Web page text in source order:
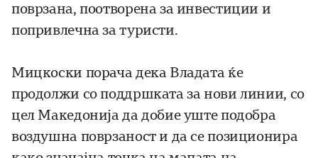
поврзана, поотворена за инвестиции и
попривлечна за туристи.
Мицкоски порача дека Владата ќе
продолжи со поддршката за нови линии, со
цел Македонија да добие уште подобра
воздушна поврзаност и да се позиционира